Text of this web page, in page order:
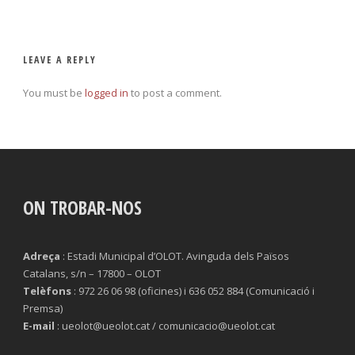
LEAVE A REPLY
You must be logged in to post a comment.
ON TROBAR-NOS
Adreça : Estadi Municipal d’OLOT. Avinguda dels Països
Catalans, s/n – 17800 – OLOT
Telèfons : 972 26 06 98 (oficines) i 636 052 884 (Comunicació i
Premsa)
E-mail : ueolot@ueolot.cat / comunicacio@ueolot.cat